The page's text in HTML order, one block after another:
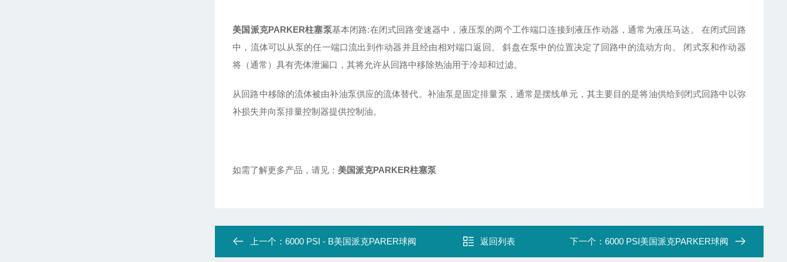
美国派克PARKER柱塞泵基本闭路:在闭式回路变速器中，液压泵的两个工作端口连接到液压作动器，通常为液压马达。 在闭式回路
中，流体可以从泵的任一端口流出到作动器并且经由相对端口返回。 斜盘在泵中的位置决定了回路中的流动方向。 闭式泵和作动器
将（通常）具有壳体泄漏口，其将允许从回路中移除热油用于冷却和过滤。
从回路中移除的流体被由补油泵供应的流体替代。补油泵是固定排量泵，通常是摆线单元，其主要目的是将油供给到闭式回路中以弥
补损失并向泵排量控制器提供控制油。
如需了解更多产品，请见： 美国派克PARKER柱塞泵
上一个：6000 PSI - B美国派克PARER球阀 返回列表 下一个： 6000 PSI美国派克PARKER球阀